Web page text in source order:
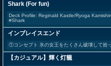
Shark (For fun)
Deck Profile: Reginald Kastle/Ryoga
#Shark
インブレイスエンド
①コンセプト 氷の女王をたくさん破壊して拾
【カジュアル】輝く灯籠